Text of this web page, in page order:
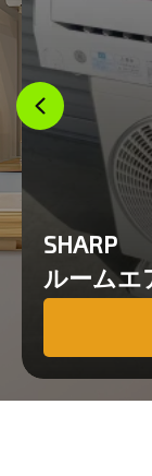
SHARP
ルームエ